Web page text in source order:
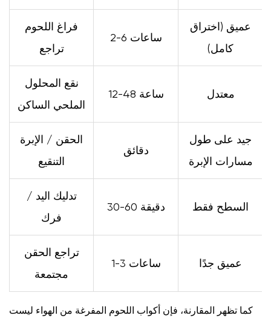
فراغ اللحوم
تراجع
2-6 ساعات
عميق (اختراق
كامل)
نقع المحلول
الملحي الساكن
12-48 ساعة معتدل
الحقن / الإبرة
التنقيع
دقائق
جيد على طول
مسارات الإبرة
تدليك اليد /
فرك
30-60 دقيقة السطح فقط
تراجع الحقن
مجتمعة
1-3 ساعات عميق جدًا
كما تظهر المقارنة، فإن أكواب اللحوم المفرغة من الهواء ليست